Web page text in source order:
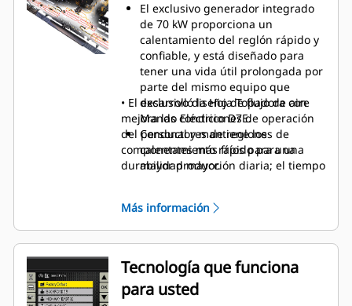
El exclusivo generador integrado
de 70 kW proporciona un
calentamiento del reglón rápido y
confiable, y está diseñado para
tener una vida útil prolongada por
parte del mismo equipo que
desarrolló la Hoja Topadora con
Mando Eléctrico D7E.
Conductores de reglones de
calentamiento rápido para una
mayor producción diaria; el tiempo
Excelente capacidad de giro; el
desplazamiento rápido genera
una mayor producción.
• El exclusivo diseño de flujo de aire
mejora las condiciones de operación
del personal y mantiene los
componentes más fríos para una
durabilidad mayor.
Más información
Tecnología que funciona
para usted